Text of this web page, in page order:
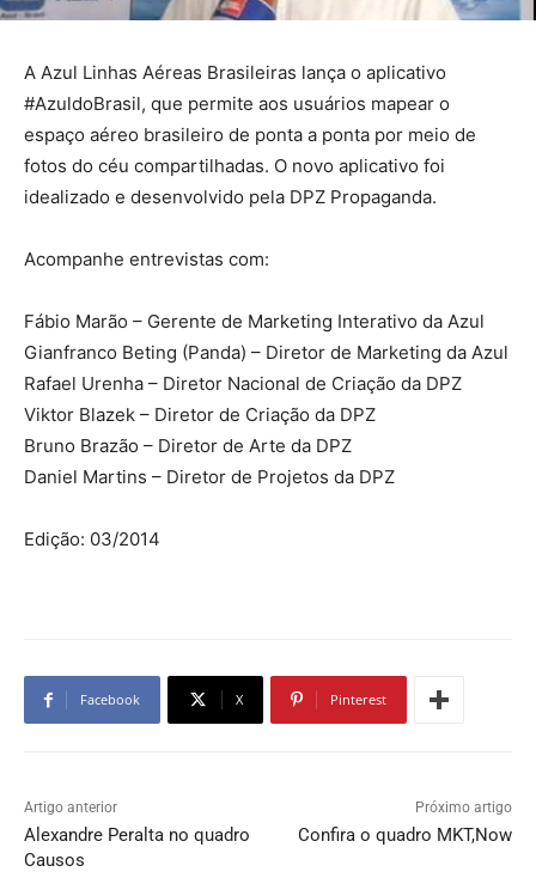
A Azul Linhas Aéreas Brasileiras lança o aplicativo
#AzuldoBrasil, que permite aos usuários mapear o
espaço aéreo brasileiro de ponta a ponta por meio de
fotos do céu compartilhadas. O novo aplicativo foi
idealizado e desenvolvido pela DPZ Propaganda.
Acompanhe entrevistas com:
Fábio Marão – Gerente de Marketing Interativo da Azul
Gianfranco Beting (Panda) – Diretor de Marketing da Azul
Rafael Urenha – Diretor Nacional de Criação da DPZ
Viktor Blazek – Diretor de Criação da DPZ
Bruno Brazão – Diretor de Arte da DPZ
Daniel Martins – Diretor de Projetos da DPZ
Edição: 03/2014
Facebook X Pinterest
Artigo anterior
Alexandre Peralta no quadro
Causos
Próximo artigo
Confira o quadro MKT,Now